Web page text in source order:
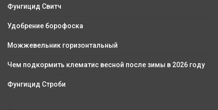
Фунгицид Свитч
Удобрение борофоска
Можжевельник горизонтальный
Чем подкормить клематис весной после зимы в 2026 году
Фунгицид Строби